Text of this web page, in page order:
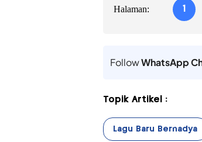
Halaman: 1
FollowWhatsApp
Topik Artikel :
Lagu Baru Bernadya